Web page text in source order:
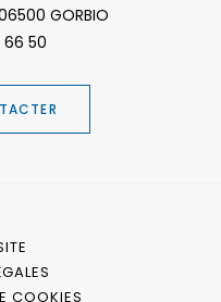
GORBIO
66 50
COOKIES